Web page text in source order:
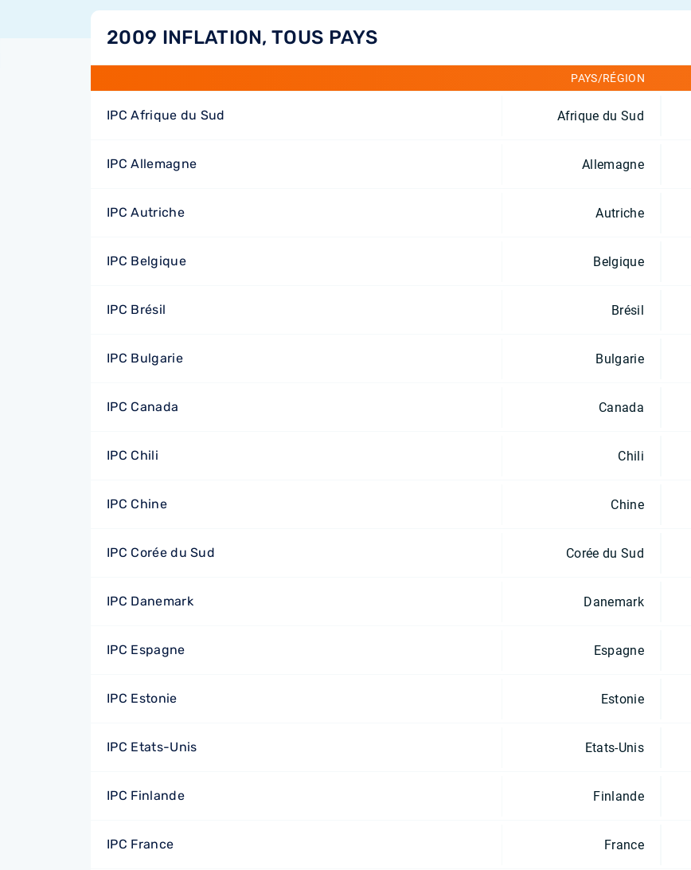
2009 INFLATION, TOUS PAYS
PAYS/RÉGION
IPC Afrique du Sud Afrique du Sud
IPC Allemagne Allemagne
IPC Autriche Autriche
IPC Belgique Belgique
IPC Brésil Brésil
IPC Bulgarie Bulgarie
IPC Canada Canada
IPC Chili Chili
IPC Chine Chine
IPC Corée du Sud Corée du Sud
IPC Danemark Danemark
IPC Espagne Espagne
IPC Estonie Estonie
IPC Etats-Unis Etats-Unis
IPC Finlande Finlande
IPC France France